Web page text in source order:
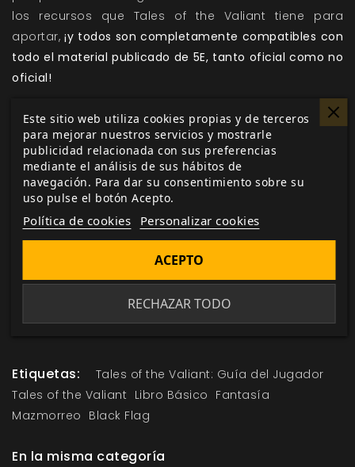
los recursos que Tales of the Valiant tiene para
aportar,¡y todos son completamente compatibles con
todo el material publicado de 5E, tanto oficial como no
oficial!
Sigue de cerca todas las novedades y avances
sobreTales of the Valiant y otros de tus juegos y
suplementos favoritos mediante la sección
denoticiasydesarrollode nuestra web, suscríbete
alboletín de novedades para no perderte nada.
Sé audaz. Sé intrépido. ¡Sé valiente!
Me gusta esto
Etiquetas:
Tales of the Valiant: Guía del Jugador
Tales of the Valiant Libro Básico Fantasía
Mazmorreo Black Flag
En la misma categoría
Este sitio web utiliza cookies propias y de terceros
para mejorar nuestros servicios y mostrarle
publicidad relacionada con sus preferencias
mediante el análisis de sus hábitos de
navegación. Para dar su consentimiento sobre su
uso pulse el botón Acepto.
Política de cookies Personalizar cookies
RECHAZAR TODO
ACEPTO